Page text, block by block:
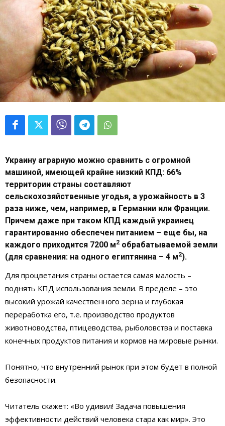
Украину аграрную можно сравнить с огромной
машиной, имеющей крайне низкий КПД: 66%
территории страны составляют
сельскохозяйственные угодья, а урожайность в 3
раза ниже, чем, например, в Германии или Франции.
Причем даже при таком КПД каждый украинец
гарантированно обеспечен питанием – еще бы, на
каждого приходится 7200 м2 обрабатываемой земли
(для сравнения: на одного египтянина – 4 м2).
Для процветания страны остается самая малость –
поднять КПД использования земли. В пределе – это
высокий урожай качественного зерна и глубокая
переработка его, т.е. производство продуктов
животноводства, птицеводства, рыболовства и поставка
конечных продуктов питания и кормов на мировые рынки.
Понятно, что внутренний рынок при этом будет в полной
безопасности.
Читатель скажет: «Во удивил! Задача повышения
эффективности действий человека стара как мир». Это